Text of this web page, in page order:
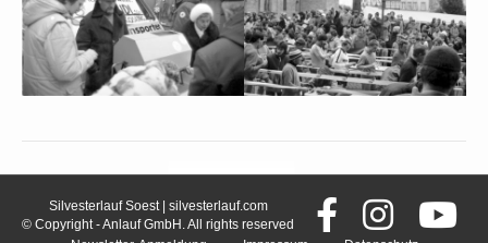
Silvesterlauf Soest | silvesterlauf.com
© Copyright - Anlauf GmbH. All rights reserved